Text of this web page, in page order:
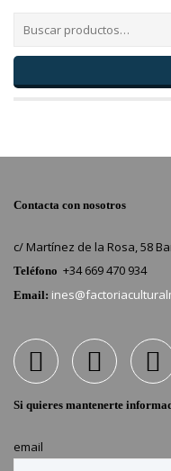
Contacta con nosotros
c/ Martínez de la Rosa, 58
Teléfono +34 669 470 934
Email:
Si quieres mantenerte
email